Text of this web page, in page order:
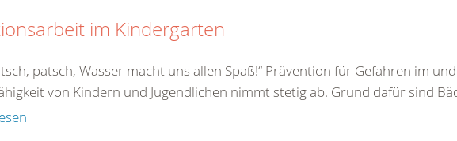
im Kindergarten
patsch, Wasser macht uns allen Spaß!“ Prävention für Gefahren im
von Kindern und Jugendlichen nimmt stetig ab. Grund dafür sind